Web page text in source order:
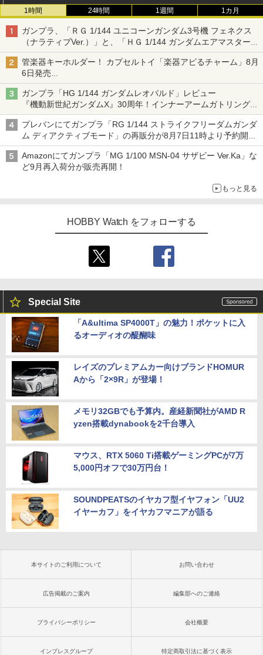
1時間 24時間 1週間 1カ月
ガンプラ、「ＲＧ 1/144 ユニコーンガンダム3号機 フェネクス
（ナラティブVer.）」と、「ＨＧ 1/144 ガンダムエアマスターバ
ースト」再販
管楽器キーホルダー！ カプセルトイ「楽器アピるチャーム」8月
6日発売
チューバ、テナサクなど5種各3色
ガンプラ「HG 1/144 ガンダムレオパルド」レビュー
『機動新世紀ガンダムX』30周年！インナーアームガトリングの
変形機構まで再現し最新フォーマットでキット化！
プレバンにてガンプラ「RG 1/144 ストライクフリーダムガンダ
ム ディアクティブモード」の再販分が8月7日11時より予約開
始！
Amazonにてガンプラ「MG 1/100 MSN-04 サザビー Ver.Ka」な
ど9月再入荷分が販売再開！
もっと見る
HOBBY Watch をフォローする
Special Site
「A&ultima SP4000T」の魅力！ポケットに入
るオーディオの醍醐味
レイズのプレミアムカー向けブランドHOMUR
Aから「2×9R」が登場！
メモリ32GBでも予算内。産経新聞社がAMD R
yzen搭載dynabookを2千台導入
マウス、RTX 5060 Ti搭載ゲーミングPCが7万
5,000円オフで30万円台！
SOUNDPEATSのイヤカフ型イヤフォン「UU2
イヤーカフ」をイヤカフマニアが語る
本サイトのご利用について お問い合わせ
広告掲載のご案内 編集部へのご連絡
プライバシーポリシー 会社概要
インプレスグループ 特定商取引法に基づく表示